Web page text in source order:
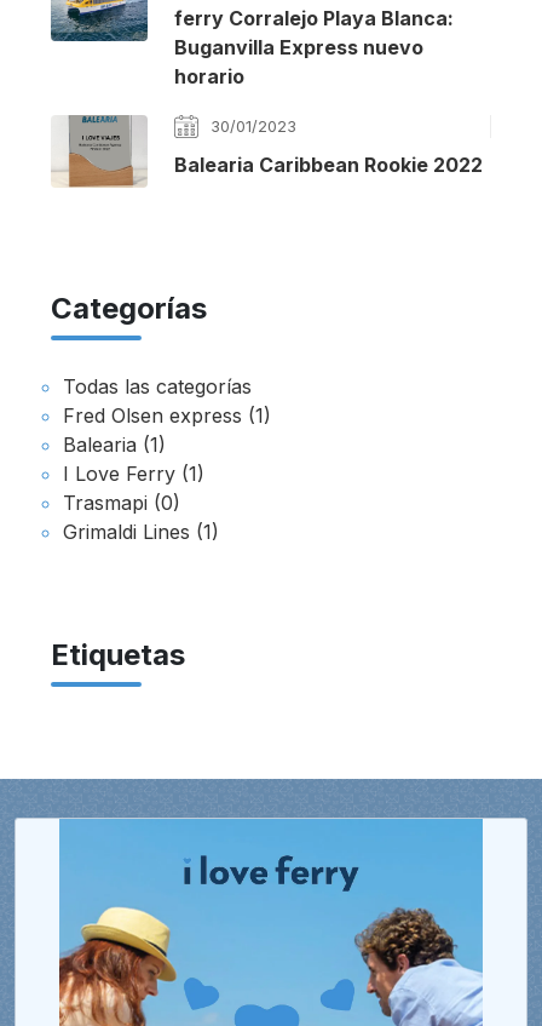
ferry Corralejo Playa Blanca:
Buganvilla Express nuevo
horario
30/01/2023
Balearia Caribbean Rookie 2022
Categorías
Todas las categorías
Fred Olsen express (1)
Balearia (1)
I Love Ferry (1)
Trasmapi (0)
Grimaldi Lines (1)
Etiquetas